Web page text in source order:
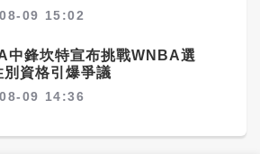
09 15:02
中鋒坎特宣布挑戰WNBA選
資格引爆爭議
09 14:36